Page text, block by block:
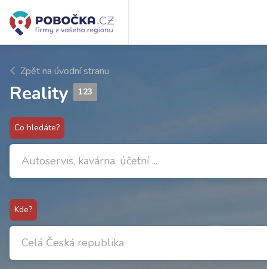
Zpět na úvodní stranu
Reality 123
Co hledáte?
Kde?